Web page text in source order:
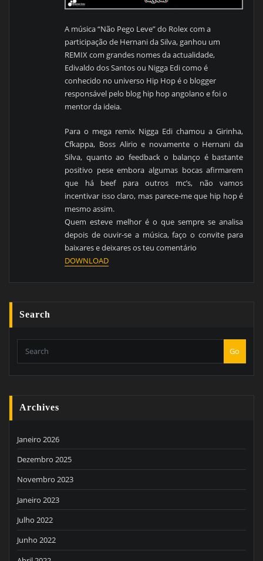
A música “Não Pego Leve” do Rolex com a
participação de Hernani da Silva, ganhou um
REMIX com grandes nomes da actualidade,
Edivaldo dos Santos ou Nigga Edi como é
conhecido no universo Hip Hop é o blogger
responsável pelo blog hip hop angolano e foi o
mentor da ideia.
Para o mega remix Nigga Edi chamou a Girinha,
Cfkappa, Boss Alirio e novamente o Hernani da
Silva, quanto ao feedback o balanço é bastante
positivo pese embora algumas bocas afirmarem
que há beef para outros mc’s, não vamos
incentivar isso claro, mas parece-me que hip hop é
mesmo assim.
Quem esteve melhor é o que sempre se analisa
depois de ouvir-se a música, faço o convite para
baixares e deixares os teu comentário
DOWNLOAD
Search
Go
Archives
Janeiro 2026
Dezembro 2025
Novembro 2023
Janeiro 2023
Julho 2022
Junho 2022